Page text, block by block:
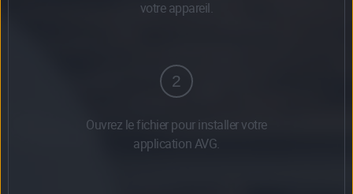
votre appareil.
2
Ouvrez le fichier pour installer votre
application AVG.